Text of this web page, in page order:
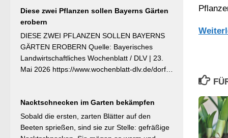
Diese zwei Pflanzen sollen Bayerns Gärten
erobern
DIESE ZWEI PFLANZEN SOLLEN BAYERNS
GÄRTEN EROBERN Quelle: Bayerisches
Landwirtschaftliches Wochenblatt / DLV | 23.
Mai 2026 https://www.wochenblatt-dlv.de/dorf-
Bayerische Pflanze des Jahres 2026 wurde die
Calibrachoa ‚Feenstaub‘ gekürt — eine
Hängeglöckchen-Sorte mit pink-rosa
Nacktschnecken im Garten bekämpfen
Sobald die ersten, zarten Blätter auf den
Beeten sprießen, sind sie zur Stelle: gefräßige